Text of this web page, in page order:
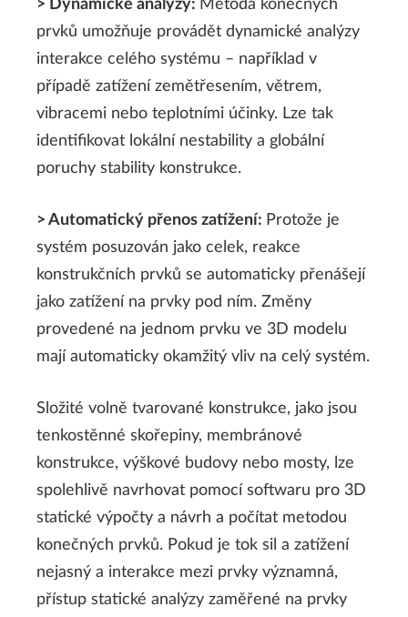
> Dynamické analýzy: Metoda konečných
prvků umožňuje provádět dynamické analýzy
interakce celého systému – například v
případě zatížení zemětřesením, větrem,
vibracemi nebo teplotními účinky. Lze tak
identifikovat lokální nestability a globální
poruchy stability konstrukce.
> Automatický přenos zatížení: Protože je
systém posuzován jako celek, reakce
konstrukčních prvků se automaticky přenášejí
jako zatížení na prvky pod ním. Změny
provedené na jednom prvku ve 3D modelu
mají automaticky okamžitý vliv na celý systém.
Složité volně tvarované konstrukce, jako jsou
tenkostěnné skořepiny, membránové
konstrukce, výškové budovy nebo mosty, lze
spolehlivě navrhovat pomocí softwaru pro 3D
statické výpočty a návrh a počítat metodou
konečných prvků. Pokud je tok sil a zatížení
nejasný a interakce mezi prvky významná,
přístup statické analýzy zaměřené na prvky